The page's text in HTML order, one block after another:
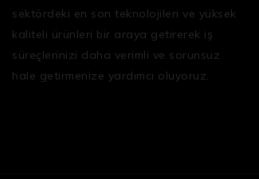
sektördeki en son teknolojileri ve yüksek
kaliteli ürünleri bir araya getirerek iş
süreçlerinizi daha verimli ve sorunsuz
hale getirmenize yardımcı oluyoruz.